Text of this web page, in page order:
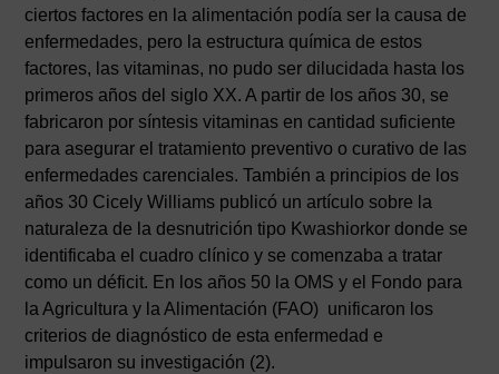
ciertos factores en la alimentación podía ser la causa de
enfermedades, pero la estructura química de estos
factores, las vitaminas, no pudo ser dilucidada hasta los
primeros años del siglo XX. A partir de los años 30, se
fabricaron por síntesis vitaminas en cantidad suficiente
para asegurar el tratamiento preventivo o curativo de las
enfermedades carenciales. También a principios de los
años 30 Cicely Williams publicó un artículo sobre la
naturaleza de la desnutrición tipo Kwashiorkor donde se
identificaba el cuadro clínico y se comenzaba a tratar
como un déficit. En los años 50 la OMS y el Fondo para
la Agricultura y la Alimentación (FAO) unificaron los
criterios de diagnóstico de esta enfermedad e
impulsaron su investigación (2).